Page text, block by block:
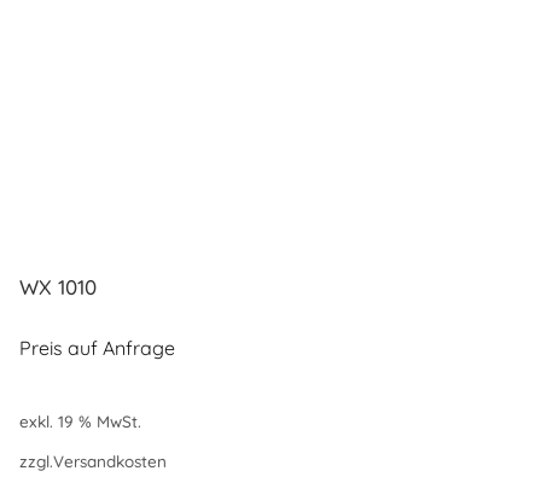
WX 1010
Preis auf Anfrage
exkl. 19 % MwSt.
zzgl.Versandkosten